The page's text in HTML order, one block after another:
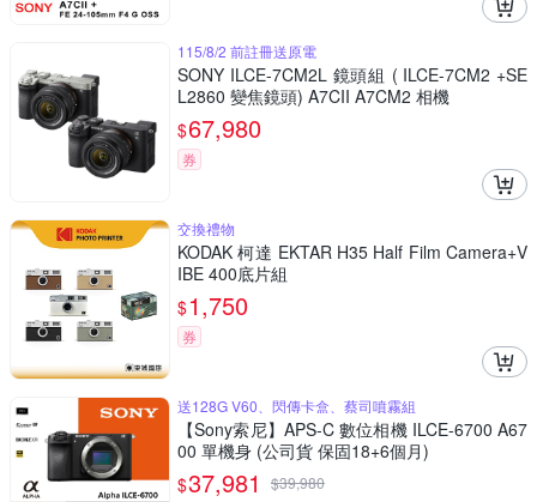
115/8/2 前註冊送原電
SONY ILCE-7CM2L 鏡頭組 ( ILCE-7CM2 +SE
L2860 變焦鏡頭) A7CII A7CM2 相機
$67,980
券
交換禮物
KODAK 柯達 EKTAR H35 Half Film Camera+V
IBE 400底片組
$1,750
券
送128G V60、閃傳卡盒、蔡司噴霧組
【Sony索尼】APS-C 數位相機 ILCE-6700 A67
00 單機身 (公司貨 保固18+6個月)
$37,981 $39,980